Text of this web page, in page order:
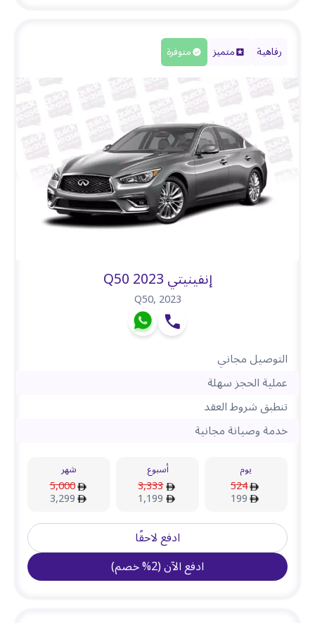
رفاهية متميز متوفرة
إنفينيتي Q50 2023
Q50,2023
التوصيل مجاني
عملية الحجز سهلة
تنطبق شروط العقد
خدمة وصيانة مجانية
يوم
524
199
أسبوع
3,333
1,199
شهر
5,000
3,299
ادفع لاحقًا
ادفع الآن(
2
%خصم)